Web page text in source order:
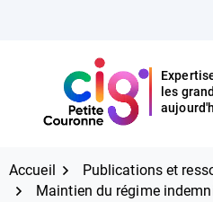
CIG Petite
les
CIG Petite Couronne
Expertise et proximité
les grands défis RH,
aujourd'hui et demain.
Accueil Publications et
Maintien du régime